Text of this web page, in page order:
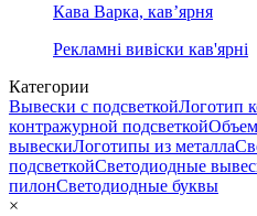
Кава Варка, кав’ярня
Рекламні вивіски кав'ярні
Категории
Вывески с подсветкойЛоготип
контражурной подсветкой
вывескиЛоготипы из металла
подсветкойСветодиодные
пилонСветодиодные буквы
×